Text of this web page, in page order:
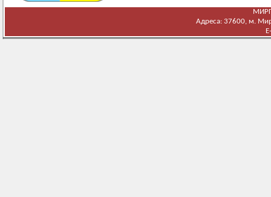
Адреса: 37600, м.